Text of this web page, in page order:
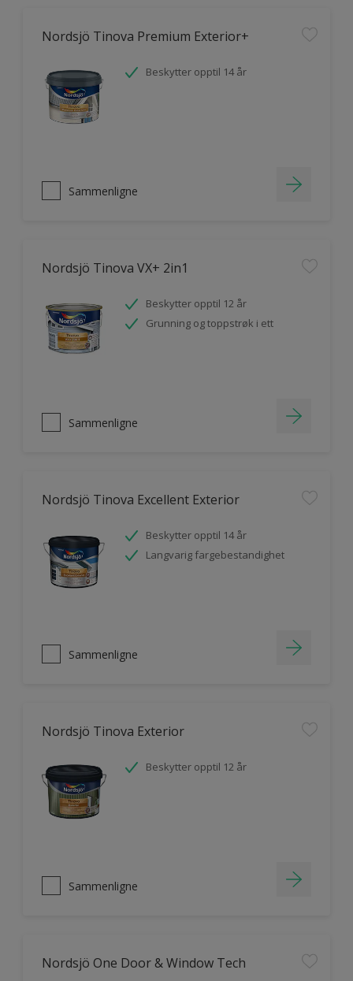
Nordsjö Tinova Premium Exterior+
Beskytter opptil 14 år
Sammenligne
Nordsjö Tinova VX+ 2in1
Beskytter opptil 12 år
Grunning og toppstrøk i ett
Sammenligne
Nordsjö Tinova Excellent Exterior
Beskytter opptil 14 år
Langvarig fargebestandighet
Sammenligne
Nordsjö Tinova Exterior
Beskytter opptil 12 år
Sammenligne
Nordsjö One Door & Window Tech